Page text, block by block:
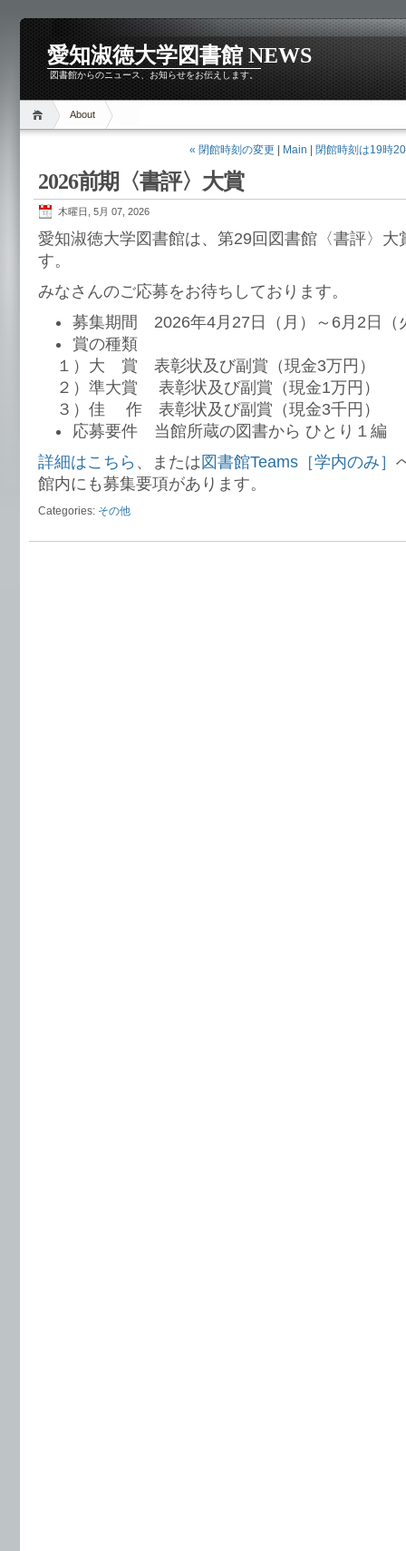
愛知淑徳大学図書館 NEWS
図書館からのニュース、お知らせをお伝えします。
About
« 閉館時刻の変更 Main 閉館時刻は19時
2026前期〈書評〉大賞
木曜日, 5月 07, 2026
愛知淑徳大学図書館は、第29回図書館〈書評〉大
す。
みなさんのご応募をお待ちしております。
募集期間 2026年4月27日（月）～6月2日（
賞の種類
１）大 賞 表彰状及び副賞（現金3万円）
２）準大賞 表彰状及び副賞（現金1万円）
３）佳 作 表彰状及び副賞（現金3千円）
応募要件 当館所蔵の図書から ひとり１編
詳細はこちら 、または 図書館Teams［学内のみ］
館内にも募集要項があります。
Categories: その他